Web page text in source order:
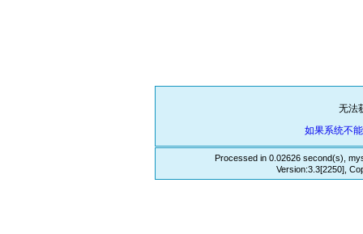
无法
如果系统不
Processed in 0.02626 second(s),
Version:3.3[2250],